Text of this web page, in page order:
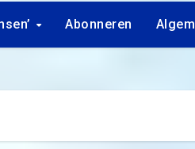
Abonneren